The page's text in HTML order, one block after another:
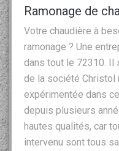
Ramonage de
Votre chaudière à
ramonage ? Une
dans tout le 72310. Il
de la société Christol
expérimentée dans
depuis plusieurs
hautes qualités, car
intervenu sont tous